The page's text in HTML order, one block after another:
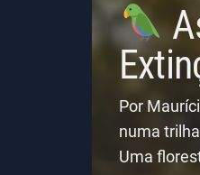
Por
numa
Uma